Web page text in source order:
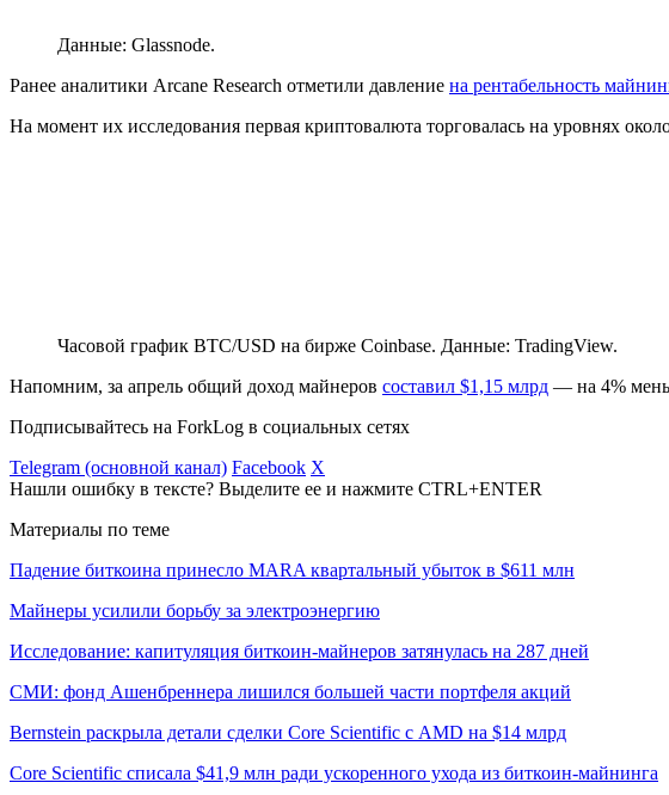
Данные: Glassnode.
Ранее аналитики Arcane Research отметили давление на рентабельность
На момент их исследования первая криптовалюта торговалась на уровнях
Часовой график BTC/USD на бирже Coinbase. Данные: TradingView.
Напомним, за апрель общий доход майнеров составил $1,15 млрд — на 4%
Подписывайтесь на ForkLog в социальных сетях
Telegram (основной канал) Facebook X
Нашли ошибку в тексте? Выделите ее и нажмите CTRL+ENTER
Материалы по теме
Падение биткоина принесло MARA квартальный убыток в $611 млн
Майнеры усилили борьбу за электроэнергию
Исследование: капитуляция биткоин-майнеров затянулась на 287 дней
СМИ: фонд Ашенбреннера лишился большей части портфеля акций
Bernstein раскрыла детали сделки Core Scientific с AMD на $14 млрд
Core Scientific списала $41,9 млн ради ускоренного ухода из биткоин-майнинга